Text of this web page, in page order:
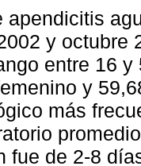
apendicitis
y octubre
entre 16
y
más
fue de 2-8